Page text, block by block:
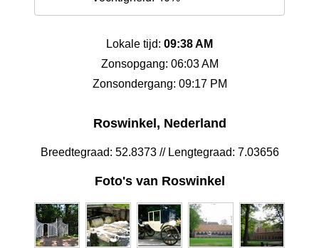
Lokale tijd: 09:38 AM
Zonsopgang: 06:03 AM
Zonsondergang: 09:17 PM
Roswinkel, Nederland
Breedtegraad: 52.8373 // Lengtegraad: 7.03656
Foto's van Roswinkel